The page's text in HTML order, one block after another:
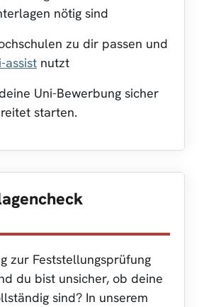
nötig sind
zu dir passen und
assist nutzt
Uni-Bewerbung sicher
starten.
zur Feststellungsprüfung
du bist unsicher, ob deine
sind? In unserem